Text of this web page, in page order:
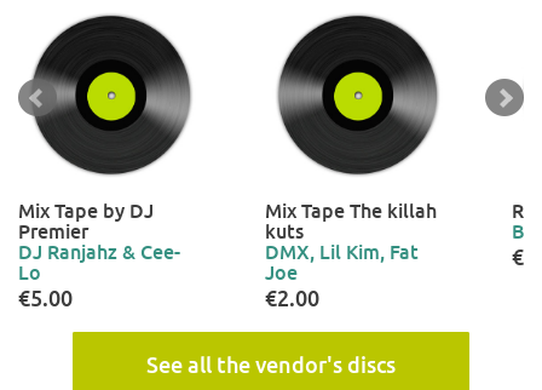
Mix Tape by DJ
Premier
DJ Ranjahz & Cee-
Lo
€5.00
Mix Tape The killah
kuts
DMX, Lil Kim, Fat
Joe
€2.00
See all the vendor's discs